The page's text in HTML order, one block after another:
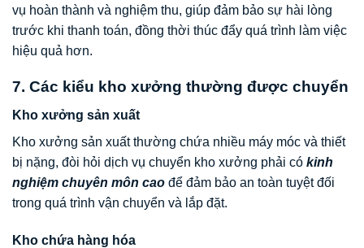
vụ hoàn thành và nghiệm thu, giúp đảm bảo sự hài lòng
trước khi thanh toán, đồng thời thúc đẩy quá trình làm việc
hiệu quả hơn.
7. Các kiểu kho xưởng thường được chuyển
Kho xưởng sản xuất
Kho xưởng sản xuất thường chứa nhiều máy móc và thiết
bị nặng, đòi hỏi dịch vụ chuyển kho xưởng phải có kinh
nghiệm chuyên môn cao để đảm bảo an toàn tuyệt đối
trong quá trình vận chuyển và lắp đặt.
Kho chứa hàng hóa